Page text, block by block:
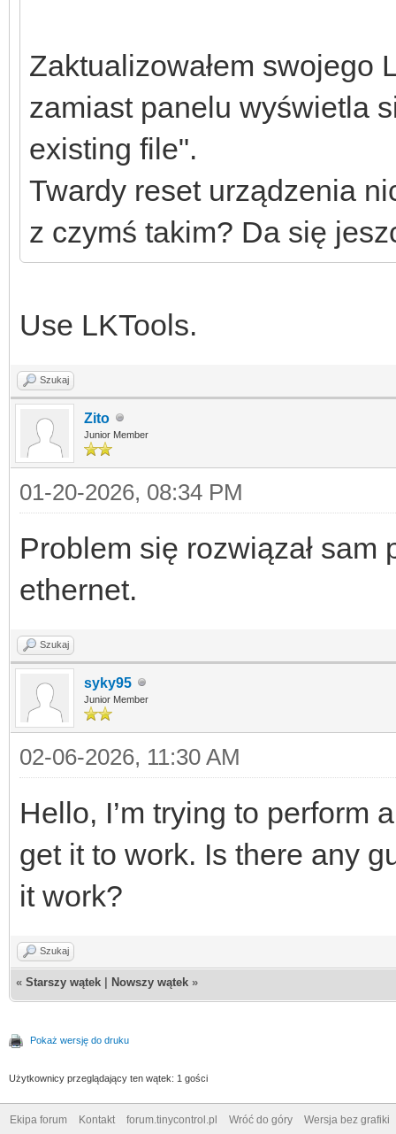
Zaktualizowałem swojego
zamiast panelu wyświetla
existing file".
Twardy reset urządzenia
z czymś takim? Da się
Use LKTools.
Szukaj
Zito
Junior Member
01-20-2026, 08:34 PM
Problem się rozwiązał sam
ethernet.
Szukaj
syky95
Junior Member
02-06-2026, 11:30 AM
Hello, I’m trying to perform
get it to work. Is there any
it work?
Szukaj
« Starszy wątek Nowszy wątek »
Pokaż wersję do druku
Użytkownicy przeglądający ten wątek: 1 gości
Ekipa forum Kontakt forum.tinycontrol.pl Wróć do góry Wersja bez grafiki